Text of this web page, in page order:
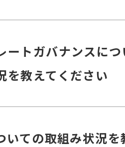
ートガバナンスに
を教えてください
いての取組み状況